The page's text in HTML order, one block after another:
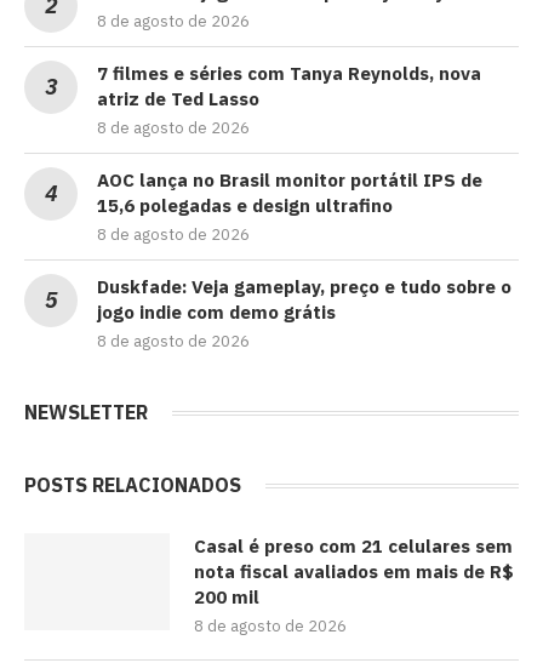
8 de agosto de 2026
7 filmes e séries com Tanya Reynolds, nova
atriz de Ted Lasso
8 de agosto de 2026
AOC lança no Brasil monitor portátil IPS de
15,6 polegadas e design ultrafino
8 de agosto de 2026
Duskfade: Veja gameplay, preço e tudo sobre o
jogo indie com demo grátis
8 de agosto de 2026
NEWSLETTER
POSTS RELACIONADOS
Casal é preso com 21 celulares sem
nota fiscal avaliados em mais de R$
200 mil
8 de agosto de 2026